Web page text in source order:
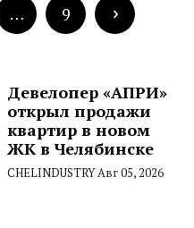
… 9
Девелопер «АПРИ»
открыл продажи
квартир в новом
ЖК в Челябинске
CHELINDUSTRYАвг 05, 2026